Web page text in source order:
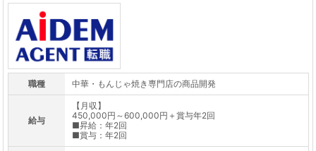
職種 中華・もんじゃ焼き専門店の商品開発
給与
【月収】
450,000円～600,000円＋賞与年2回
■昇給：年2回
■賞与：年2回